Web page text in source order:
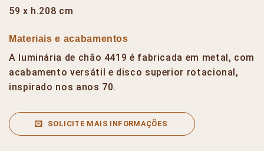
59 x h.208 cm
Materiais e acabamentos
A luminária de chão 4419 é fabricada em metal, com
acabamento versátil e disco superior rotacional,
inspirado nos anos 70.
SOLICITE MAIS INFORMAÇÕES